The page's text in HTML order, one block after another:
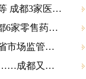
疗机构被处罚
店、诊所被罚
一批典型案例
卖店“遭了”



